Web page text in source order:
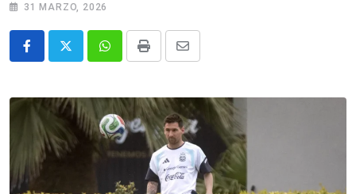
31 MARZO, 2026
WhatsappPrint
Share
Email